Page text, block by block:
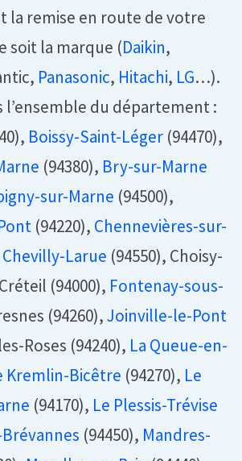
la remise en route de votre
soit la marque (Daikin,
Panasonic, Hitachi, LG…).
l’ensemble du département :
Boissy-Saint-Léger (94470),
(94380), Bry-sur-Marne
sur-Marne (94500),
(94220), Chennevières-sur-
Chevilly-Larue (94550), Choisy-
(94000), Fontenay-sous-
(94260),Joinville-le-Pont
Roses (94240), La Queue-en-
Kremlin-Bicêtre (94270), Le
(94170), Le Plessis-Trévise
(94450), Mandres-